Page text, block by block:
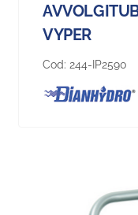
VYPER
Cod: 244-IP2590